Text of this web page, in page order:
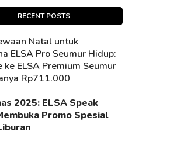
RECENT POSTS
Natal untuk
ELSA Pro Seumur Hidup:
ke ELSA Premium Seumur
Rp711.000
2025: ELSA Speak
Promo Spesial